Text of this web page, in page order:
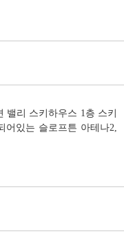
리 스키하우스 1층 스키
있는 슬로프튼 아테나2,